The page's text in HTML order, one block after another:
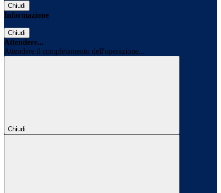
Chiudi
Informazione
Chiudi
Attendere...
Attendere il completamento dell'operazione...
Chiudi